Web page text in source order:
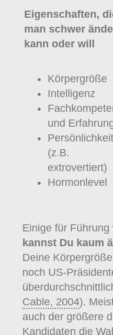
Eigenschaften,
man schwer
kann oder will
Körpergröße
Intelligenz
und
Persönlichkeit
(z.B.
extrovertiert)
Hormonlevel
Einige für
kannst Du kaum
Deine
noch US-
Cable, 2004).
auch der größere
Kandidaten die